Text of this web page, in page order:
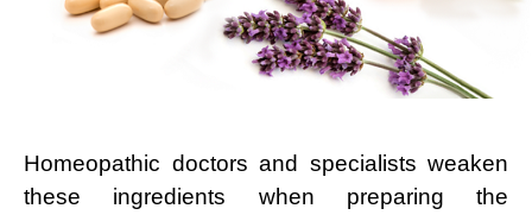
Homeopathic doctors and specialists weaken
these ingredients when preparing the